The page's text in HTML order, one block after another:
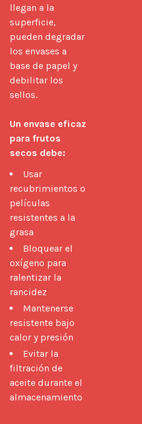
llegan a la
superficie,
pueden degradar
los envases a
base de papel y
debilitar los
sellos.
Un envase eficaz
para frutos
secos debe:
Usar
recubrimientos o
películas
resistentes a la
grasa
Bloquear el
oxígeno para
ralentizar la
rancidez
Mantenerse
resistente bajo
calor y presión
Evitar la
filtración de
aceite durante el
almacenamiento